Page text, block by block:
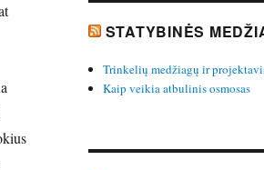
STATYBINĖS
Trinkelių medžiagų ir
Kaip veikia atbulinis osmosas